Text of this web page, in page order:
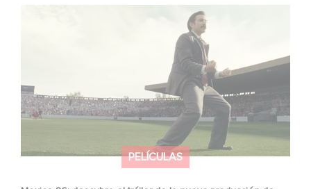
PELÍCULAS
Mexico 86: descubre el tráiler de la nueva producción de